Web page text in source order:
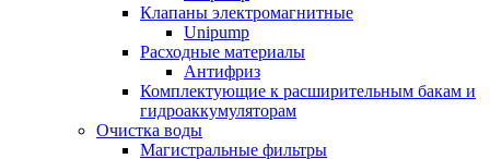
Клапаны электромагнитные
Unipump
Расходные материалы
Антифриз
Комплектующие к расширительным бакам и
гидроаккумуляторам
Очистка воды
Магистральные фильтры